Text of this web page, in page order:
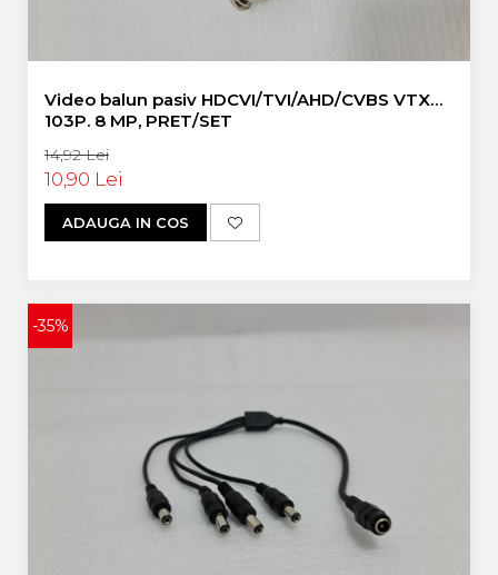
Video balun pasiv HDCVI/TVI/AHD/CVBS VTX
103P. 8 MP, PRET/SET
14,92 Lei
10,90 Lei
ADAUGA IN COS
-35%